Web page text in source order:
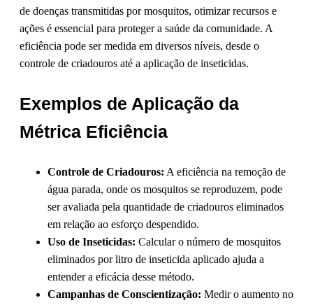
de doenças transmitidas por mosquitos, otimizar recursos e
ações é essencial para proteger a saúde da comunidade. A
eficiência pode ser medida em diversos níveis, desde o
controle de criadouros até a aplicação de inseticidas.
Exemplos de Aplicação da
Métrica Eficiência
Controle de Criadouros: A eficiência na remoção de
água parada, onde os mosquitos se reproduzem, pode
ser avaliada pela quantidade de criadouros eliminados
em relação ao esforço despendido.
Uso de Inseticidas: Calcular o número de mosquitos
eliminados por litro de inseticida aplicado ajuda a
entender a eficácia desse método.
Campanhas de Conscientização: Medir o aumento no